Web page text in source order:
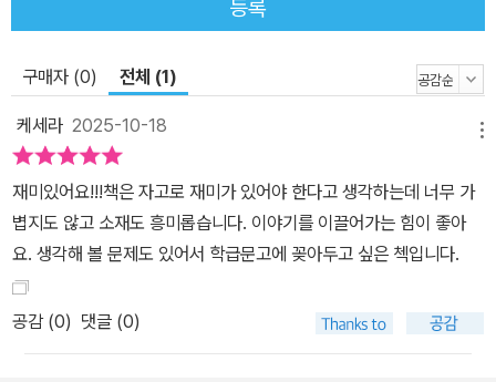
등록
구매자 (0) 전체 (1)
케세라 2025-10-18
재미있어요!!!책은 자고로 재미가 있어야 한다고 생각하는데 너무 가
볍지도 않고 소재도 흥미롭습니다. 이야기를 이끌어가는 힘이 좋아
요. 생각해 볼 문제도 있어서 학급문고에 꽂아두고 싶은 첵입니다.
공감 (0) 댓글 (0)